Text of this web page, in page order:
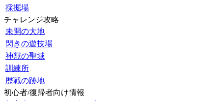
採掘場
チャレンジ攻略
未開の大地
閃きの遊技場
神獣の聖域
訓練所
歴戦の跡地
初心者/復帰者向け情報